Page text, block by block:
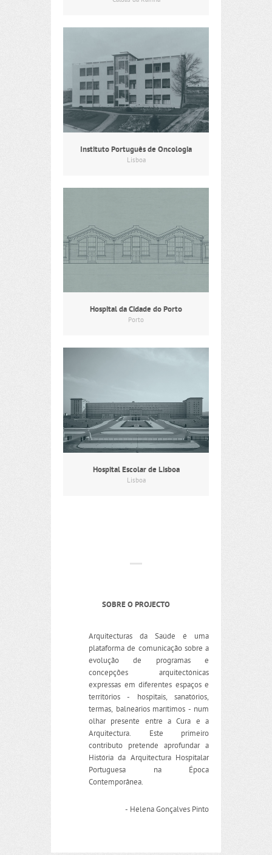
Instituto Português de Oncologia
Lisboa
Hospital da Cidade do Porto
Porto
Hospital Escolar de Lisboa
Lisboa
SOBRE O PROJECTO
Arquitecturas da Saúde é uma
plataforma de comunicação sobre a
evolução de programas e
concepções arquitectónicas
expressas em diferentes espaços e
territórios - hospitais, sanatórios,
termas, balneários marítimos - num
olhar presente entre a Cura e a
Arquitectura. Este primeiro
contributo pretende aprofundar a
História da Arquitectura Hospitalar
Portuguesa na Época
Contemporânea.
- Helena Gonçalves Pinto